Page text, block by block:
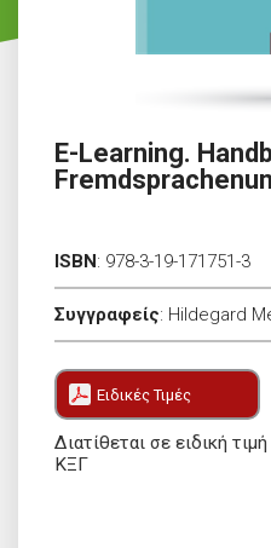
E-Learning.
ISBN: 978-3-19-171751-3
Συγγραφείς: Hildegard
Ειδικές Τιμές
Διατίθεται σε ειδική
ΚΞΓ